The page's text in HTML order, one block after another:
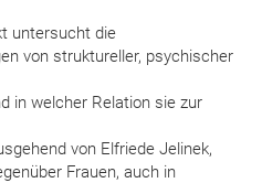
untersucht die
von struktureller, psychischer
in welcher Relation sie zur
von Elfriede Jelinek,
Frauen, auch in